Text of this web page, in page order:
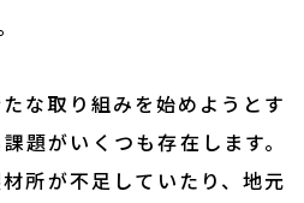
な取り組みを始めようとす
題がいくつも存在します。
所が不足していたり、地元